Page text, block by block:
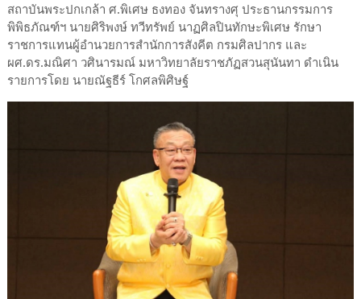
สถาบันพระปกเกล้า ศ.พิเศษ ธงทอง จันทรางศุ ประธานกรรมการ
พิพิธภัณฑ์ฯ นายศิริพงษ์ ทวีทรัพย์ นาฏศิลปินทักษะพิเศษ รักษา
ราชการแทนผู้อำนวยการสำนักการสังคีต กรมศิลปากร และ
ผศ.ดร.มณิศา วศินารมณ์ มหาวิทยาลัยราชภัฏสวนสุนันทา ดำเนิน
รายการโดย นายณัฐธีร์ โกศลพิศิษฐ์